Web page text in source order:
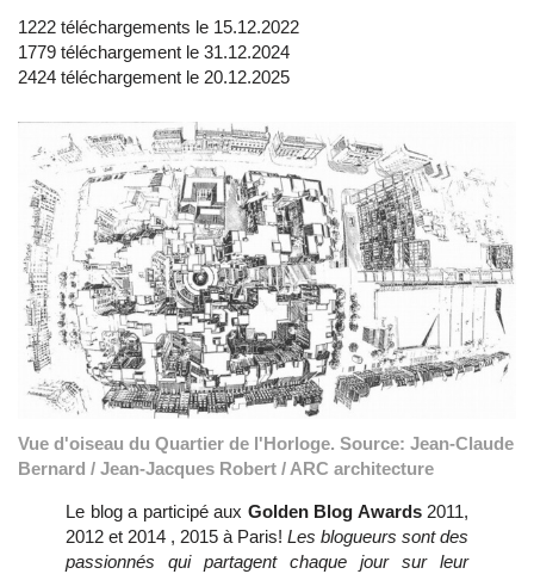
1222 téléchargements le 15.12.2022
1779 téléchargement le 31.12.2024
2424 téléchargement le 20.12.2025
Vue d'oiseau du Quartier de l'Horloge. Source: Jean-Claude
Bernard / Jean-Jacques Robert / ARC architecture
Le blog a participé aux Golden Blog Awards 2011,
2012 et 2014 , 2015 à Paris! Les blogueurs sont des
passionnés qui partagent chaque jour sur leur